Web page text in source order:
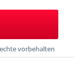
vorbehalten